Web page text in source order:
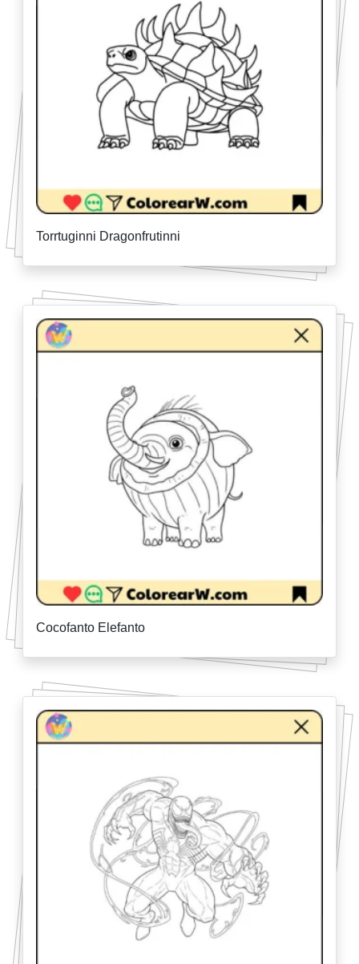
Torrtuginni Dragonfrutinni
Cocofanto Elefanto